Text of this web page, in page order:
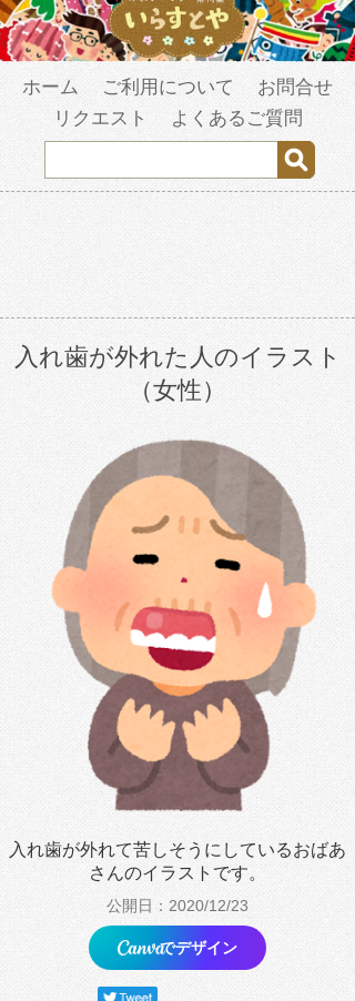
ホーム ご利用について
お問合せ
リクエスト
よくあるご質問
入れ歯が外れた人のイラスト
（女性）
入れ歯が外れて苦しそうにしているおばあ
さんのイラストです。
公開日：2020/12/23
でデザイン